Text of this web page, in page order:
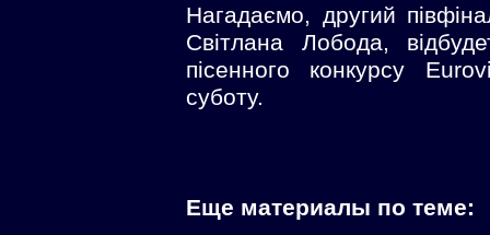
Нагадаємо, другий
Світлана Лобода,
пісенного конкурсу
суботу.
Еще материалы по теме: